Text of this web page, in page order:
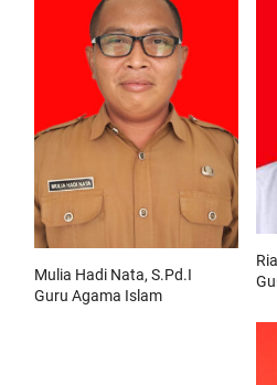
Mulia Hadi Nata, S.Pd.I
Guru Agama Islam